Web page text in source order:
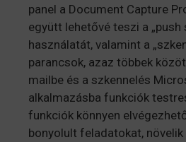
panel a Document Capture
együtt lehetővé teszi a „push
használatát, valamint a
parancsok, azaz többek
mailbe és a szkennelés
alkalmazásba funkciók
funkciók könnyen
bonyolult feladatokat,